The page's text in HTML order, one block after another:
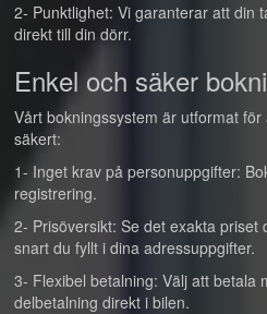
2- Punktlighet: Vi garanterar att din
direkt till din dörr.
Enkel och säker
Vårt bokningssystem är utformat
säkert:
1- Inget krav på personuppgifter:
registrering.
2- Prisöversikt: Se det exakta
snart du fyllt i dina adressuppgifter.
3- Flexibel betalning: Välj att betala
delbetalning direkt i bilen.